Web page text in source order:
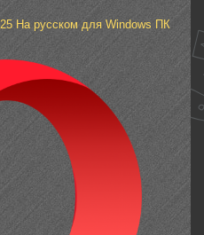
На русском для Windows ПК